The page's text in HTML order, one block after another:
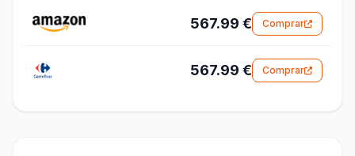
567.99 € Comprar
567.99 € Comprar